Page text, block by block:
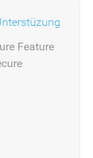
Feature